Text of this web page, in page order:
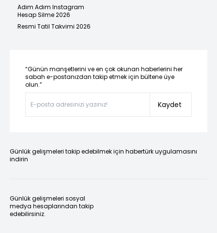
Adım Adım Instagram
Hesap Silme 2026
Resmi Tatil Takvimi 2026
“Günün manşetlerini ve en çok okunan haberlerini her
sabah e-postanızdan takip etmek için bültene üye
olun.”
Kaydet
Günlük gelişmeleri takip edebilmek için habertürk uygulamasını
indirin
Günlük gelişmeleri sosyal
medya hesaplarından takip
edebilirsiniz.